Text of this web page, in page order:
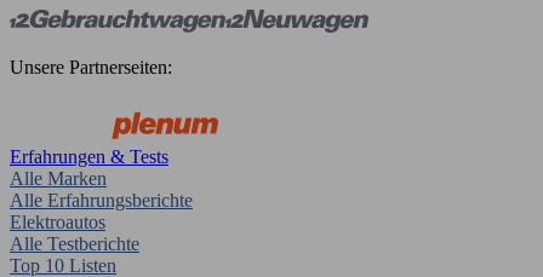
Unsere Partnerseiten:
Erfahrungen & Tests
Alle Marken
Alle Erfahrungsberichte
Elektroautos
Alle Testberichte
Top 10 Listen